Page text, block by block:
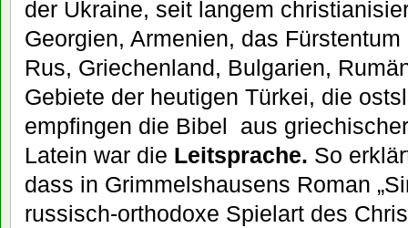
der Ukraine, seit langem
Georgien, Armenien, das
Rus, Griechenland, Bulgarien,
Gebiete der heutigen Türkei, die
empfingen die Bibel aus
Latein war die Leitsprache. So
dass in Grimmelshausens Roman
russisch-orthodoxe Spielart des